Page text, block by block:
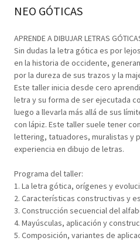
NEO GÓTICAS
APRENDE A DIBUJAR LETRAS
Sin dudas la letra gótica es por
en la historia de occidente,
por la dureza de sus trazos y la
Este taller inicia desde cero
letra y su forma de ser ejecutada
luego a llevarla más allá de sus
con lápiz. Este taller suele tener
lettering, tatuadores, muralistas y
experiencia en dibujo de letras.
Programa del taller:
1. La letra gótica, orígenes y
2. Características constructivas y
3. Construcción secuencial del
4. Mayúsculas, aplicación y
5. Composición, variantes de